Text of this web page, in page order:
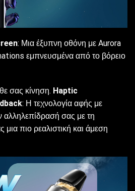
: Μια έξυπνη οθόνη με Aurora
εμπνευσμένα από το βόρειο
σας κίνηση. Haptic
: Η τεχνολογία αφής με
αλληλεπίδρασή σας με τη
πιο ρεαλιστική και άμεση